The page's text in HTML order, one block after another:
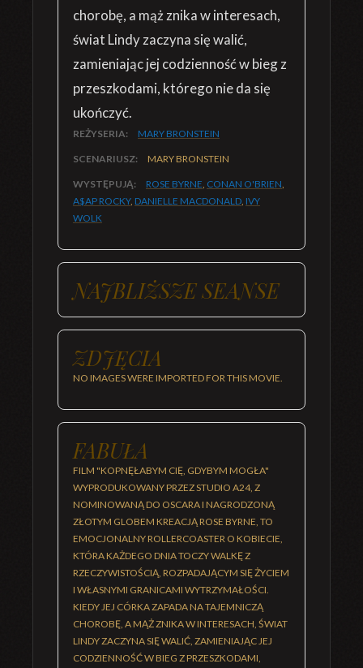
chorobę, a mąż znika w interesach,
świat Lindy zaczyna się walić,
zamieniając jej codzienność w bieg z
przeszkodami, którego nie da się
ukończyć.
REŻYSERIA: MARY BRONSTEIN
SCENARIUSZ: MARY BRONSTEIN
WYSTĘPUJĄ: ROSE BYRNE, CONAN O'BRIEN,
A$AP ROCKY, DANIELLE MACDONALD, IVY
WOLK
NAJBLIŻSZE SEANSE
ZDJĘCIA
NO IMAGES WERE IMPORTED FOR THIS MOVIE.
FABUŁA
FILM "KOPNĘŁABYM CIĘ, GDYBYM MOGŁA"
WYPRODUKOWANY PRZEZ STUDIO A24, Z
NOMINOWANĄ DO OSCARA I NAGRODZONĄ
ZŁOTYM GLOBEM KREACJĄ ROSE BYRNE, TO
EMOCJONALNY ROLLERCOASTER O KOBIECIE,
KTÓRA KAŻDEGO DNIA TOCZY WALKĘ Z
RZECZYWISTOŚCIĄ, ROZPADAJĄCYM SIĘ ŻYCIEM
I WŁASNYMI GRANICAMI WYTRZYMAŁOŚCI.
KIEDY JEJ CÓRKA ZAPADA NA TAJEMNICZĄ
CHOROBĘ, A MĄŻ ZNIKA W INTERESACH, ŚWIAT
LINDY ZACZYNA SIĘ WALIĆ, ZAMIENIAJĄC JEJ
CODZIENNOŚĆ W BIEG Z PRZESZKODAMI,